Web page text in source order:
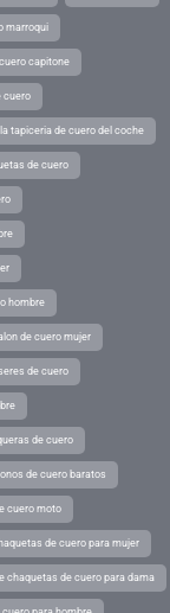
marroqui
capitone
cuero
tapiceria de cuero del coche
de cuero
hombre
de cuero mujer
de cuero
de cuero
de cuero baratos
cuero moto
de cuero para mujer
chaquetas de cuero para dama